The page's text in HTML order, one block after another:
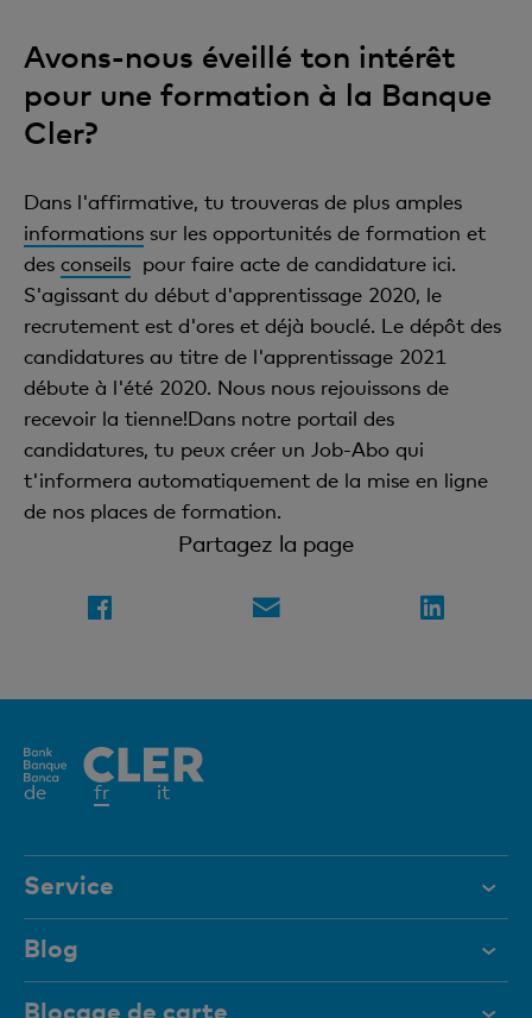
Avons-nous éveillé ton intérêt
pour une formation à la Banque
Cler?
Dans l'affirmative, tu trouveras de plus amples
informations sur les opportunités de formation et
des conseils pour faire acte de candidature ici.
S'agissant du début d'apprentissage 2020, le
recrutement est d'ores et déjà bouclé. Le dépôt des
candidatures au titre de l'apprentissage 2021
débute à l'été 2020. Nous nous rejouissons de
recevoir la tienne!Dans notre portail des
candidatures, tu peux créer un Job-Abo qui
t'informera automatiquement de la mise en ligne
de nos places de formation.
Partagez la page
de frElément
it
Service
Aide et contact
Documents
Blog
Blocage de carte